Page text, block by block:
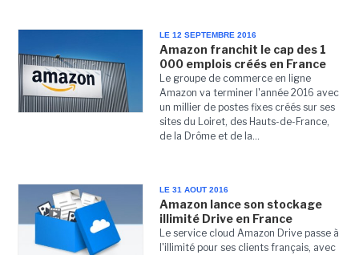
LE 12 SEPTEMBRE 2016
Amazon franchit le cap des 1
000 emplois créés en France
Le groupe de commerce en ligne
Amazon va terminer l'année 2016 avec
un millier de postes fixes créés sur ses
sites du Loiret, des Hauts-de-France,
de la Drôme et de la...
LE 31 AOUT 2016
Amazon lance son stockage
illimité Drive en France
Le service cloud Amazon Drive passe à
l'illimité pour ses clients français, avec